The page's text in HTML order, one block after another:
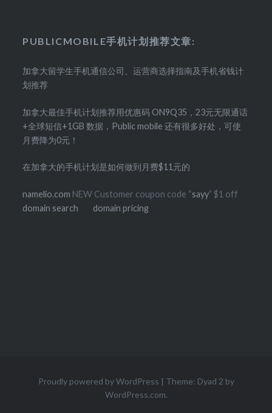
PUBLICMOBILE手机计划推荐文章:
加拿大留学生手机通信公司、运营商选择指南及手机省钱计
划推荐
加拿大最佳手机计划推荐用优惠码 ON9Q35，23元无限通话
+全球短信+1GB 数据，Public mobile 还有很多好处，可使
月费降为0元！
在加拿大的手机计划是如何做到月费$11元的
namelio.com NEW Customer coupon code “sayy” $1 off
domain search
domain pricing
Proudly powered by WordPress | Theme: Dyad 2 by
WordPress.com.